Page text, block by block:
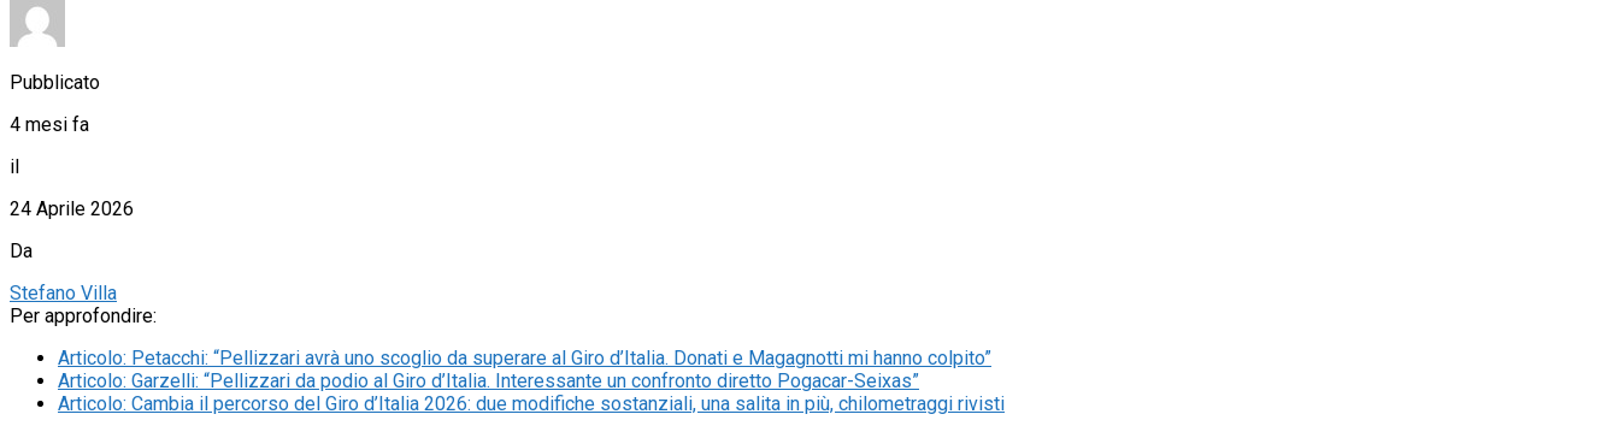
Pubblicato
4 mesi fa
il
24 Aprile 2026
Da
Stefano Villa
Per approfondire:
Articolo: Petacchi: “Pellizzari avrà uno scoglio da superare al Giro d’Italia. Donati e Magagnotti mi hanno colpito”
Articolo: Garzelli: “Pellizzari da podio al Giro d’Italia. Interessante un confronto diretto Pogacar-Seixas”
Articolo: Cambia il percorso del Giro d’Italia 2026: due modifiche sostanziali, una salita in più, chilometraggi rivisti